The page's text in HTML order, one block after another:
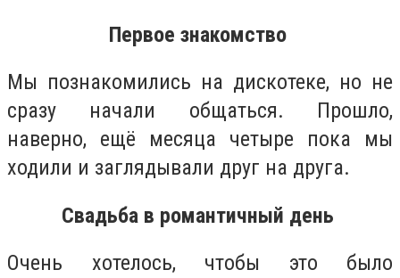
Первое знакомство
Мы познакомились на дискотеке, но не
сразу начали общаться. Прошло,
наверно, ещё месяца четыре пока мы
ходили и заглядывали друг на друга.
Свадьба в романтичный день
Очень хотелось, чтобы это было